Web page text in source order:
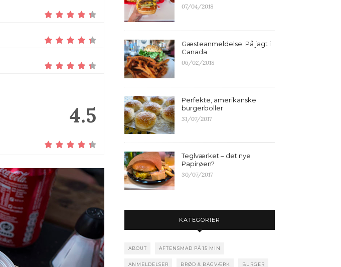
4.5
07/04/2018
Gæsteanmeldelse: På jagt i
Canada
06/02/2018
Perfekte, amerikanske
burgerboller
31/07/2017
Teglværket – det nye
Papirøen?
30/07/2017
KATEGORIER
ABOUT AFTENSMAD PÅ 15 MIN
ANMELDELSER BRØD & BAGVÆRK BURGER